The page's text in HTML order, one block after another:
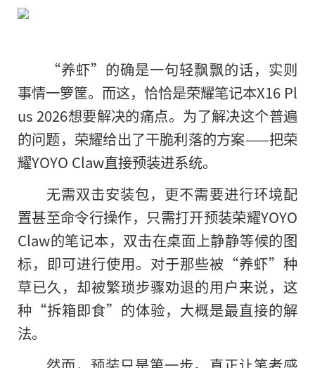
“养虾”的确是一句轻飘飘的话，实则
事情一箩筐。而这，恰恰是荣耀笔记本X16 Pl
us 2026想要解决的痛点。为了解决这个普遍
的问题，荣耀给出了干脆利落的方案——把荣
耀YOYO Claw直接预装进系统。
无需双击安装包，更不需要进行环境配
置甚至命令行操作，只需打开预装荣耀YOYO
Claw的笔记本，双击在桌面上静静等候的图
标，即可进行使用。对于那些被“养虾”种
草已久，却被繁琐步骤劝退的用户来说，这
种“拆箱即食”的体验，大概是最直接的解
法。